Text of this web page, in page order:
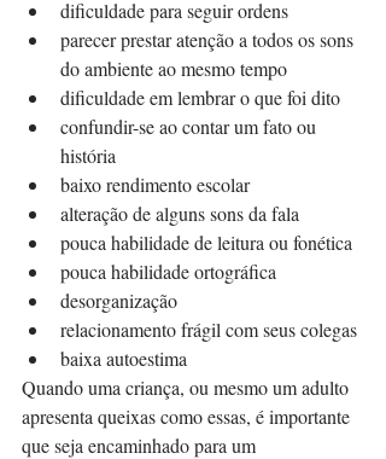
dificuldade para seguir ordens
parecer prestar atenção a todos os sons
do ambiente ao mesmo tempo
dificuldade em lembrar o que foi dito
confundir-se ao contar um fato ou
história
baixo rendimento escolar
alteração de alguns sons da fala
pouca habilidade de leitura ou fonética
pouca habilidade ortográfica
desorganização
relacionamento frágil com seus colegas
baixa autoestima
Quando uma criança, ou mesmo um adulto
apresenta queixas como essas, é importante
que seja encaminhado para um